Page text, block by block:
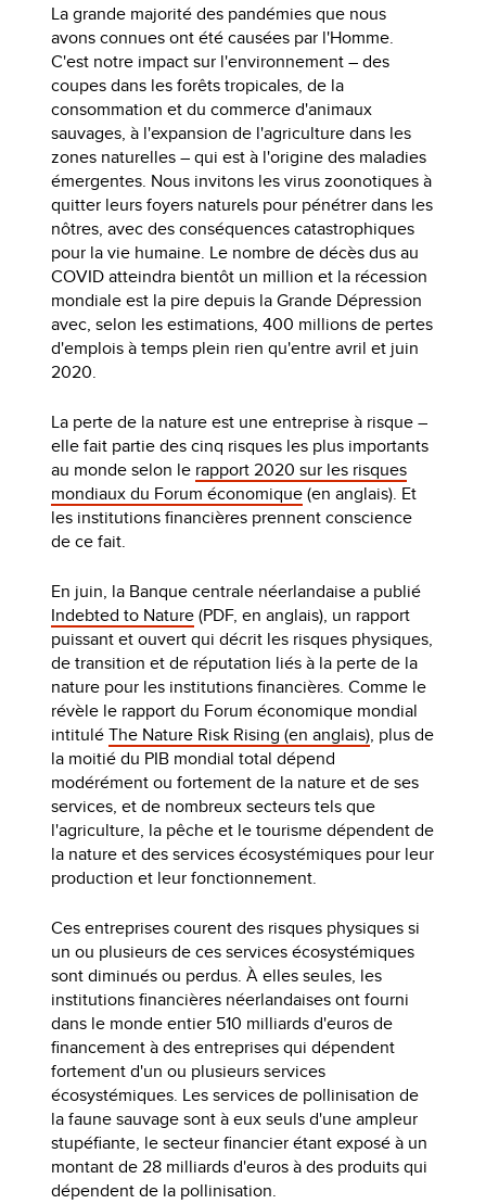
La grande majorité des pandémies que nous
avons connues ont été causées par l'Homme.
C'est notre impact sur l'environnement – des
coupes dans les forêts tropicales, de la
consommation et du commerce d'animaux
sauvages, à l'expansion de l'agriculture dans les
zones naturelles – qui est à l'origine des maladies
émergentes. Nous invitons les virus zoonotiques à
quitter leurs foyers naturels pour pénétrer dans les
nôtres, avec des conséquences catastrophiques
pour la vie humaine. Le nombre de décès dus au
COVID atteindra bientôt un million et la récession
mondiale est la pire depuis la Grande Dépression
avec, selon les estimations, 400 millions de pertes
d'emplois à temps plein rien qu'entre avril et juin
2020.
La perte de la nature est une entreprise à risque –
elle fait partie des cinq risques les plus importants
au monde selon le rapport 2020 sur les risques
mondiaux du Forum économique(en anglais). Et
les institutions financières prennent conscience
de ce fait.
En juin, la Banque centrale néerlandaise a publié
Indebted to Nature(PDF, en anglais), un rapport
puissant et ouvert qui décrit les risques physiques,
de transition et de réputation liés à la perte de la
nature pour les institutions financières. Comme le
révèle le rapport du Forum économique mondial
intituléThe Nature Risk Rising (en anglais), plus de
la moitié du PIB mondial total dépend
modérément ou fortement de la nature et de ses
services, et de nombreux secteurs tels que
l'agriculture, la pêche et le tourisme dépendent de
la nature et des services écosystémiques pour leur
production et leur fonctionnement.
Ces entreprises courent des risques physiques si
un ou plusieurs de ces services écosystémiques
sont diminués ou perdus. À elles seules, les
institutions financières néerlandaises ont fourni
dans le monde entier 510 milliards d'euros de
financement à des entreprises qui dépendent
fortement d'un ou plusieurs services
écosystémiques. Les services de pollinisation de
la faune sauvage sont à eux seuls d'une ampleur
stupéfiante, le secteur financier étant exposé à un
montant de 28 milliards d'euros à des produits qui
dépendent de la pollinisation.